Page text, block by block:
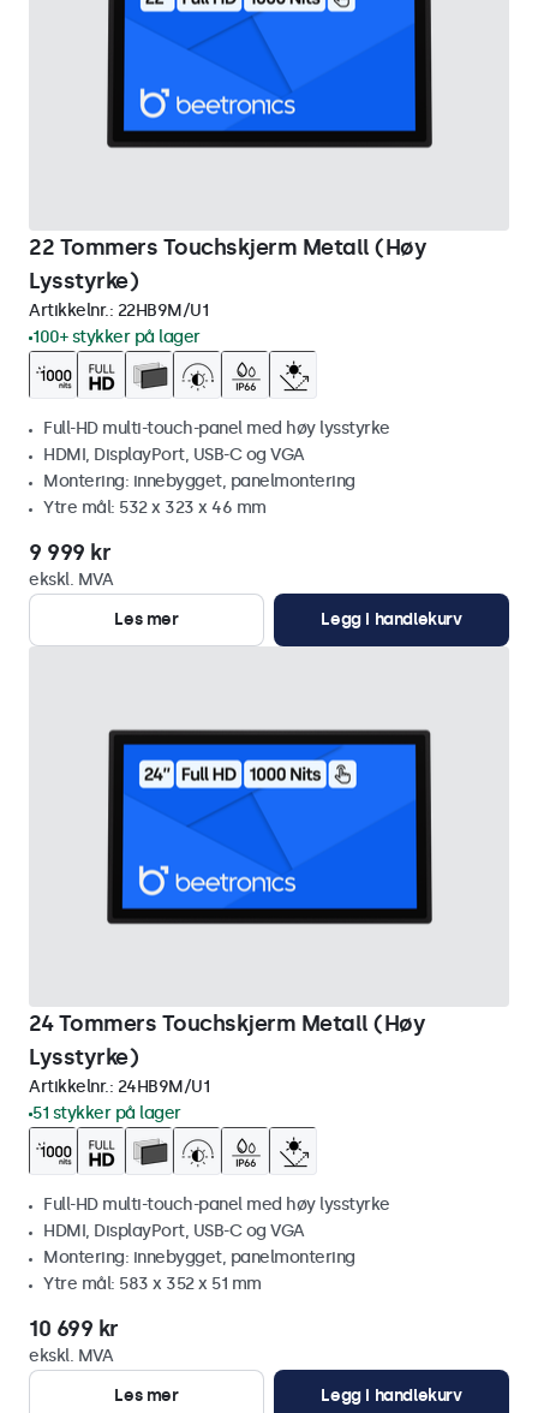
22 Tommers Touchskjerm Metall (Høy
Lysstyrke)
Artikkelnr.: 22HB9M/U1
100+ stykker på lager
Full-HD multi-touch-panel med høy lysstyrke
HDMI, DisplayPort, USB-C og VGA
Montering: innebygget, panelmontering
Ytre mål: 532 x 323 x 46 mm
9 999 kr
ekskl. MVA
Les mer
Legg i handlekurv
24 Tommers Touchskjerm Metall (Høy
Lysstyrke)
Artikkelnr.: 24HB9M/U1
51 stykker på lager
Full-HD multi-touch-panel med høy lysstyrke
HDMI, DisplayPort, USB-C og VGA
Montering: innebygget, panelmontering
Ytre mål: 583 x 352 x 51 mm
10 699 kr
ekskl. MVA
Les mer
Legg i handlekurv